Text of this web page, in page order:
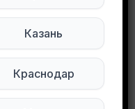
июня.
социальных
Казань
Краснодар